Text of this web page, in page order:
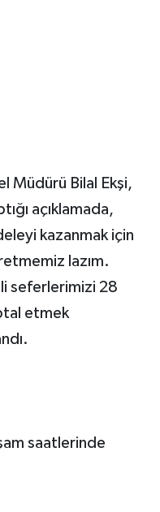
Müdürü Bilal Ekşi,
açıklamada,
kazanmak için
lazım.
seferlerimizi 28
etmek
saatlerinde